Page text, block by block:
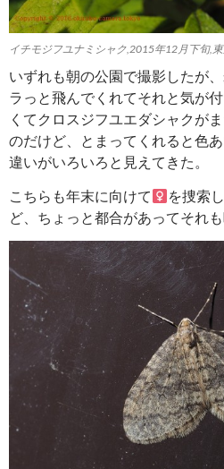
イチモジフユナミシャク,2015年12月下旬,
いずれも朝の公園で撮影したが
ラっと飛んでくれてそれと気が
くてクロスジフユエダシャクが
のだけど、とまってくれると色
違いがいろいろと見えてきた。
こちらも年末に向けて
を捜索
ど、ちょっと都合があってそれも